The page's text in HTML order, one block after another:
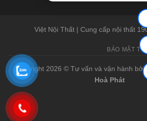
Việt Nội Thất | Cung cấp nội thất
BẢO MẬT
Copyright 2026 © Tư vấn và vận hành bởi
Hoà Phát